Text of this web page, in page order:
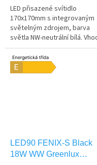
LED přisazené svítidlo
170x170mm s integrovaným
světelným zdrojem, barva
světla NW-neutrální bílá.
pouze pro INTERIEROVÉ
osvětlení IP20
LED90 FENIX-S Black
18W WW Greenlux